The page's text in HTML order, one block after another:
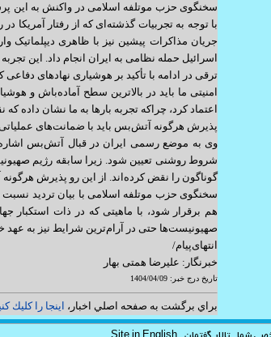
سخنگوی حزب موتلفه اسلامی در واکنش به این
با توجه به تجربیات گذشته‌ای که از رفتار آمریکا
جریان مذاکرات پیشین نیز با ظاهری
اسرائیل حمله نظامی به ایران انجام داد. این
ترقی در ادامه با تأکید بر هوشیاری نهادهای
امنیتی ما باید در بالاترین سطح آماده‌باش و
اعتماد کرد، چراکه تجربه بارها به ما نشان
پذیرش هرگونه آتش‌بس باید با ضمانت‌های
وی به موضع رسمی ایران در قبال آتش‌بس اشاره
شروط روشنی تعیین شود. زیرا سابقه رژیم
گوناگون را نقض کرده‌اند. از این رو پذیرش
سخنگوی حزب موتلفه اسلامی با بیان تردید نسبت
هم‌ برقرار شود، با ماهیتی که در ذات استکبار
صهیونیست‌ها حتی در آرام‌ترین شرایط نیز به عهد
انتهای‌پیام/
خبرنگار: علیرضا همتی بهار
تاريخ درج خبر: 1404/04/09
براي برگشت به صفحه اصلي اخبار، اينجا را كليك